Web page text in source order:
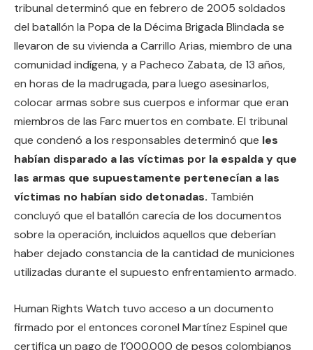
tribunal determinó que en febrero de 2005 soldados
del batallón la Popa de la Décima Brigada Blindada se
llevaron de su vivienda a Carrillo Arias, miembro de una
comunidad indígena, y a Pacheco Zabata, de 13 años,
en horas de la madrugada, para luego asesinarlos,
colocar armas sobre sus cuerpos e informar que eran
miembros de las Farc muertos en combate. El tribunal
que condenó a los responsables determinó que les
habían disparado a las víctimas por la espalda y que
las armas que supuestamente pertenecían a las
víctimas no habían sido detonadas. También
concluyó que el batallón carecía de los documentos
sobre la operación, incluidos aquellos que deberían
haber dejado constancia de la cantidad de municiones
utilizadas durante el supuesto enfrentamiento armado.
Human Rights Watch tuvo acceso a un documento
firmado por el entonces coronel Martínez Espinel que
certifica un pago de 1’000.000 de pesos colombianos